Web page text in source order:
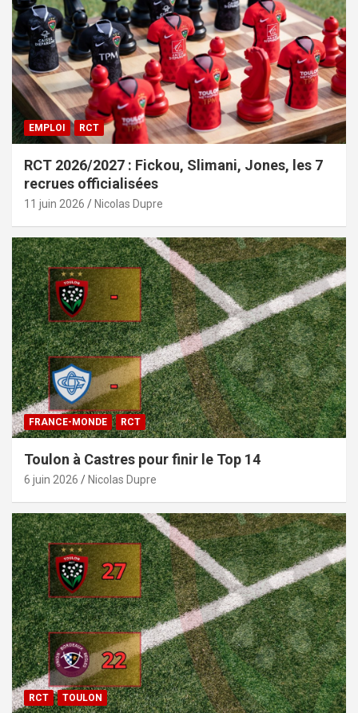
EMPLOI RCT
RCT 2026/2027 : Fickou, Slimani, Jones, les 7
recrues officialisées
11 juin 2026 Nicolas Dupre
FRANCE-MONDE RCT
Toulon à Castres pour finir le Top 14
6 juin 2026 Nicolas Dupre
RCT TOULON